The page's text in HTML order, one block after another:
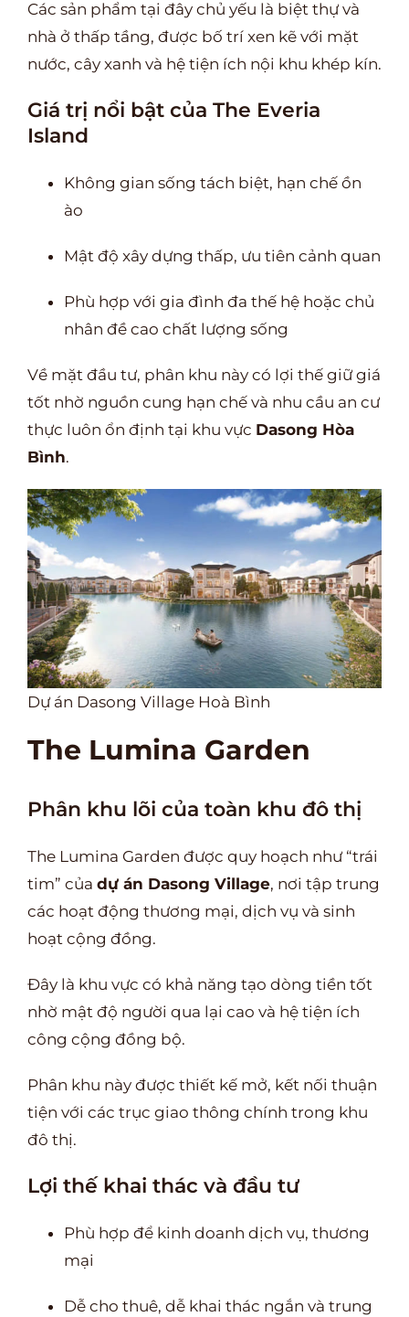
Các sản phẩm tại đây chủ yếu là biệt thự và
nhà ở thấp tầng, được bố trí xen kẽ với mặt
nước, cây xanh và hệ tiện ích nội khu khép kín.
Giá trị nổi bật của The Everia
Island
Không gian sống tách biệt, hạn chế ồn
ào
Mật độ xây dựng thấp, ưu tiên cảnh quan
Phù hợp với gia đình đa thế hệ hoặc chủ
nhân đề cao chất lượng sống
Về mặt đầu tư, phân khu này có lợi thế giữ giá
tốt nhờ nguồn cung hạn chế và nhu cầu an cư
thực luôn ổn định tại khu vực Dasong Hòa
Bình.
Dự án Dasong Village Hoà Bình
The Lumina Garden
Phân khu lõi của toàn khu đô thị
The Lumina Garden được quy hoạch như “trái
tim” của dự án Dasong Village, nơi tập trung
các hoạt động thương mại, dịch vụ và sinh
hoạt cộng đồng.
Đây là khu vực có khả năng tạo dòng tiền tốt
nhờ mật độ người qua lại cao và hệ tiện ích
công cộng đồng bộ.
Phân khu này được thiết kế mở, kết nối thuận
tiện với các trục giao thông chính trong khu
đô thị.
Lợi thế khai thác và đầu tư
Phù hợp để kinh doanh dịch vụ, thương
mại
Dễ cho thuê, dễ khai thác ngắn và trung